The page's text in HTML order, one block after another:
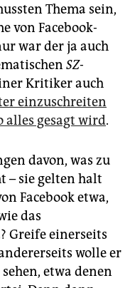
Thema sein,
von Facebook-
war der ja auch
SZ-
Kritiker auch
einzuschreiten
alles gesagt wird.
davon, was zu
– sie gelten halt
Facebook etwa,
das
Greife einerseits
wolle er
etwa denen